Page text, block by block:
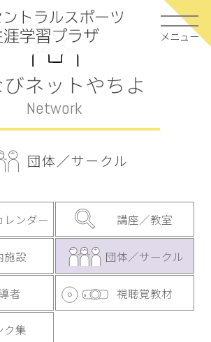
メニュー
びネットやちよ
Network
団体／サークル
レンダー 講座／教室
施設 団体／サークル
者 視聴覚教材
ク集